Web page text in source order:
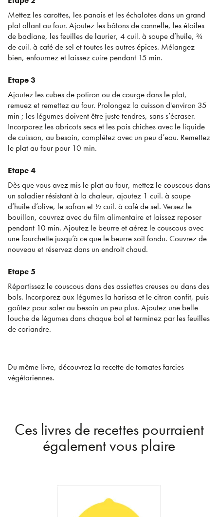
Mettez les carottes, les panais et les échalotes dans un grand
plat allant au four. Ajoutez les bâtons de cannelle, les étoiles
de badiane, les feuilles de laurier, 4 cuil. à soupe d’huile, ¾
de cuil. à café de sel et toutes les autres épices. Mélangez
bien, enfournez et laissez cuire pendant 15 min.
Etape 3
Ajoutez les cubes de potiron ou de courge dans le plat,
remuez et remettez au four. Prolongez la cuisson d'environ 35
min ; les légumes doivent être juste tendres, sans s’écraser.
Incorporez les abricots secs et les pois chiches avec le liquide
de cuisson, au besoin, complétez avec un peu d’eau. Remettez
le plat au four pour 10 min.
Etape 4
Dès que vous avez mis le plat au four, mettez le couscous dans
un saladier résistant à la chaleur, ajoutez 1 cuil. à soupe
d’huile d’olive, le safran et ½ cuil. à café de sel. Versez le
bouillon, couvrez avec du film alimentaire et laissez reposer
pendant 10 min. Ajoutez le beurre et aérez le couscous avec
une fourchette jusqu’à ce que le beurre soit fondu. Couvrez de
nouveau et réservez dans un endroit chaud.
Etape 5
Répartissez le couscous dans des assiettes creuses ou dans des
bols. Incorporez aux légumes la harissa et le citron confit, puis
goûtez pour saler au besoin un peu plus. Ajoutez une belle
louche de légumes dans chaque bol et terminez par les feuilles
de coriandre.
Du même livre, découvrez la recette de tomates farcies
végétariennes.
Ces livres de recettes pourraient
également vous plaire